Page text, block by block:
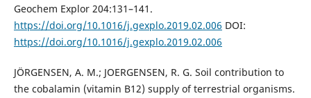
Geochem Explor 204:131–141.
https://doi.org/10.1016/j.gexplo.2019.02.006 DOI:
https://doi.org/10.1016/j.gexplo.2019.02.006
JÖRGENSEN, A. M.; JOERGENSEN, R. G. Soil contribution to
the cobalamin (vitamin B12) supply of terrestrial organisms.